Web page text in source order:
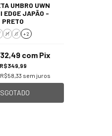
UMBRO UWN
EDGE JAPÃO -
PRETO
M G + 2
R$349,99
com Pix
R$58,33 sem juros